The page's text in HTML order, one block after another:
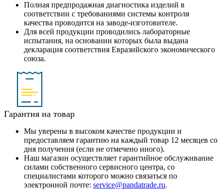
Полная предпродажная диагностика изделий в
соответствии с требованиями системы контроля
качества проводится на заводе-изготовителе.
Для всей продукции проводились лабораторные
испытания, на основании которых была выдана
декларация соответствия Евразийского экономического
союза.
Гарантия на товар
Мы уверены в высоком качестве продукции и
предоставляем гарантию на каждый товар 12 месяцев со
дня получения (если не отмечено иного).
Наш магазин осуществляет гарантийное обслуживание
силами собственного сервисного центра, со
специалистами которого можно связаться по
электронной почте: service@pandatrade.ru.